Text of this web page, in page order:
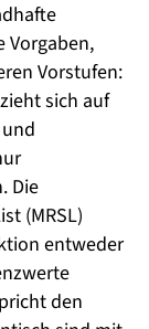
Vorgaben,
Vorstufen:
sich auf
Die
(MRSL)
entweder
den